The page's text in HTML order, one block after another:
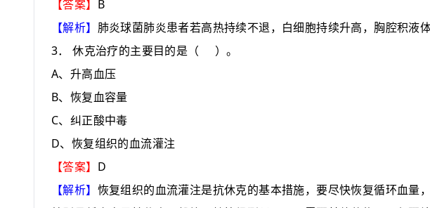
【答案】 B
【解析】 肺炎球菌肺炎患者若高热持续不退，白细胞持续升高，胸腔积液
3． 休克治疗的主要目的是 （ ）。
A、升高血压
B、恢复血容量
C、纠正酸中毒
D、恢复组织的血流灌注
【答案】 D
【解析】 恢复组织的血流灌注是抗休克的基本措施，要尽快恢复循环血量